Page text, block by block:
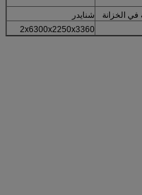
في الخزانة
شنايدر
2x6300x2250x3360